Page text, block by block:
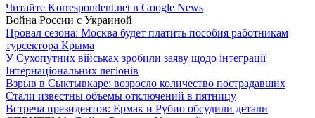
Читайте Korrespondent.net в Google News
Война России с Украиной
Провал сезона: Москва будет платить пособия работникам
турсектора Крыма
У Сухопутних військах зробили заяву щодо інтеграції
Інтернаціональних легіонів
Взрыв в Сыктывкаре: возросло количество пострадавших
Стали известны объемы отключений в пятницу
Встреча президентов: Ермак и Рубио обсудили детали